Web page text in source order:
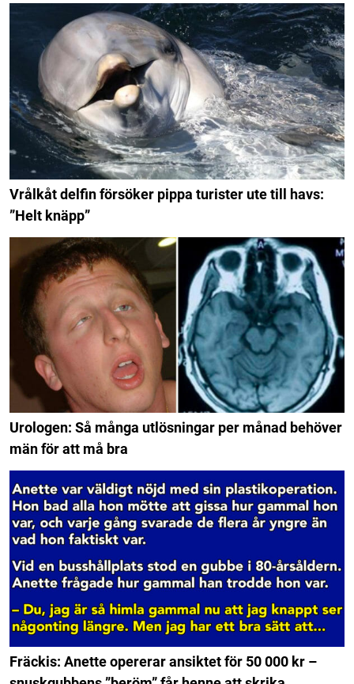
Vrålkåt delfin försöker pippa turister ute till havs:
”Helt knäpp”
Urologen: Så många utlösningar per månad behöver
män för att må bra
Fräckis: Anette opererar ansiktet för 50 000 kr –